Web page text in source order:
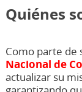
Quiénes
Como parte de
Nacional de
actualizar su